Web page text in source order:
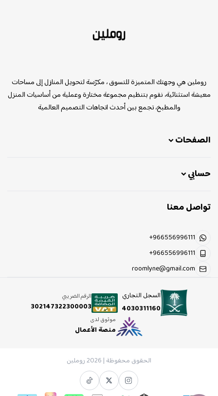
روملين هي وجهتك المتميزة للتسوق ، مكرّسة لتحويل المنازل إلى مساحات
معيشة استثنائية، نقوم بتنظيم مجموعة مختارة وعملية من أساسيات المنزل
والمطبخ، تجمع بين أحدث اتجاهات التصميم العالمية
الصفحات
حسابي
تواصل معنا
+966556996111
+966556996111
roomlyne@gmail.com
السجل التجاري
4030311160
الرقم الضريبي
302147322300003
موثوق لدى
منصة الأعمال
الحقوق محفوظة | 2026 روملين